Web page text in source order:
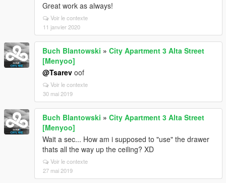
Great work as always!
Voir le contexte
11 janvier 2020
Buch Blantowski » City Apartment 3 Alta Street
[Menyoo]
@Tsarev oof
Voir le contexte
30 mai 2019
Buch Blantowski » City Apartment 3 Alta Street
[Menyoo]
Wait a sec... How am i supposed to "use" the drawer
thats all the way up the ceiling? XD
Voir le contexte
27 mai 2019